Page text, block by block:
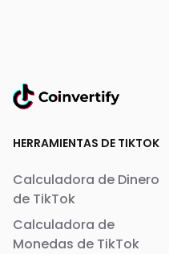
HERRAMIENTAS DE TIKTOK
Calculadora de Dinero
de TikTok
Calculadora de
Monedas de TikTok